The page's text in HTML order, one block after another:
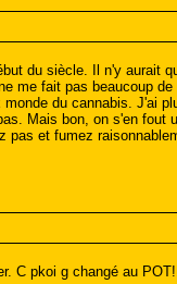
du siècle. Il n'y aurait
me fait pas beaucoup
du cannabis. J'ai
Mais bon, on s'en fout
pas et fumez
C pkoi g changé au